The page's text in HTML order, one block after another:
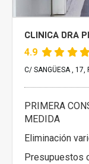
CLINICA DRA
4.9
C/ SANGÜESA , 17,
PRIMERA
MEDIDA
Eliminación
Presupuestos